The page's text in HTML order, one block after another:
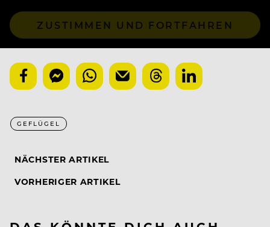
ZUSTIMMEN UND FORTFAHREN
GEFLÜGEL
NÄCHSTER ARTIKEL
VORHERIGER ARTIKEL